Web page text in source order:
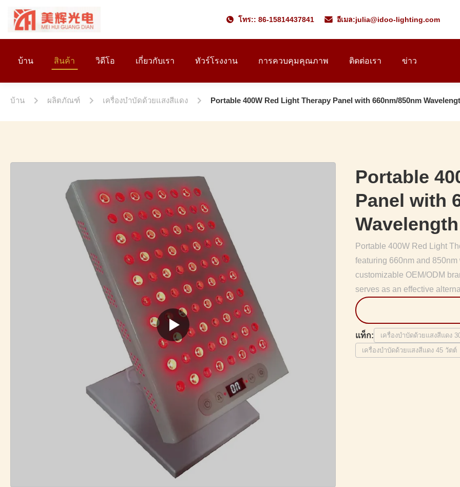
โทร:: 86-15814437841 อีเมล:julia@idoo-lighting.com
บ้าน สินค้า วิดีโอ เกี่ยวกับเรา ทัวร์โรงงาน การควบคุมคุณภาพ ติดต่อเรา ข่าว
บ้าน ผลิตภัณฑ์ เครื่องบำบัดด้วยแสงสีแดง Portable 400W Red Light Therapy Panel with 660nm/850nm
Portable
Panel with
Wavelength
Portable 400W Red Light
featuring 660nm and
customizable OEM/ODM
serves as an effective
แท็ก: เครื่องบำบัดด้วยแสงสีแดง
เครื่องบำบัดด้วยแสงสีแดง 45 วัตต์